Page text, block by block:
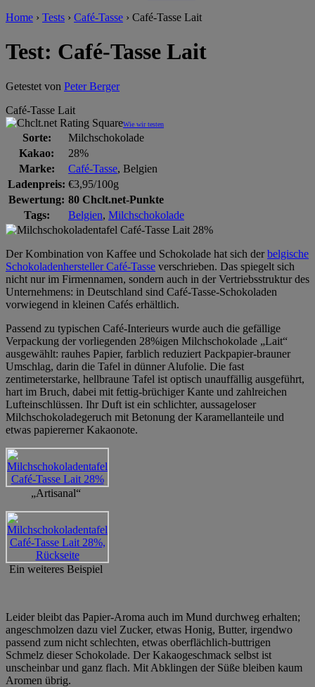
Home › Tests › Café-Tasse › Café-Tasse Lait
Test: Café-Tasse Lait
Getestet von Peter Berger
Café-Tasse Lait
Wie wir testen
Sorte:
Milchschokolade
Kakao:
28%
Marke:
Café-Tasse, Belgien
Ladenpreis: €3,95/100g
Bewertung: 80 Chclt.net-Punkte
Tags:
Belgien, Milchschokolade
Der Kombination von Kaffee und Schokolade hat sich derbelgische
Schokoladenhersteller Café-Tasse verschrieben. Das spiegelt sich
nicht nur im Firmennamen, sondern auch in der Vertriebsstruktur des
Unternehmens: in Deutschland sind Café-Tasse-Schokoladen
vorwiegend in kleinen Cafés erhältlich.
Passend zu typischen Café-Interieurs wurde auch die gefällige
Verpackung der vorliegenden 28%igen Milchschokolade „Lait“
ausgewählt: rauhes Papier, farblich reduziert Packpapier-brauner
Umschlag, darin die Tafel in dünner Alufolie. Die fast
zentimeterstarke, hellbraune Tafel ist optisch unauffällig ausgeführt,
hart im Bruch, dabei mit fettig-brüchiger Kante und zahlreichen
Lufteinschlüssen. Ihr Duft ist ein schlichter, aussageloser
Milchschokoladegeruch mit Betonung der Karamellanteile und
etwas papiererner Kakaonote.
„Artisanal“
Ein weiteres Beispiel
Leider bleibt das Papier-Aroma auch im Mund durchweg erhalten;
angeschmolzen dazu viel Zucker, etwas Honig, Butter, irgendwo
passend zum nicht schlechten, etwas oberflächlich-buttrigen
Schmelz dieser Schokolade. Der Kakaogeschmack selbst ist
unscheinbar und ganz flach. Mit Abklingen der Süße bleiben kaum
Aromen übrig.